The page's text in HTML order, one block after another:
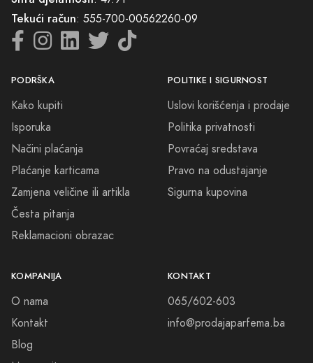
Tekući račun: 555-700-00562260-09
PODRŠKA
Kako kupiti
Isporuka
Načini plaćanja
Plaćanje karticama
Zamjena veličine ili artikla
Česta pitanja
Reklamacioni obrazac
POLITIKE I SIGURNOST
Uslovi korišćenja i prodaje
Politika privatnosti
Povraćaj sredstava
Pravo na odustajanje
Sigurna kupovina
KOMPANIJA
O nama
Kontakt
Blog
KONTAKT
065/602-603
info@prodajaparfema.ba